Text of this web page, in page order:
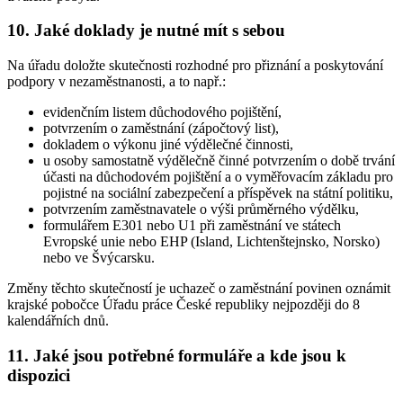
10. Jaké doklady je nutné mít s sebou
Na úřadu doložte skutečnosti rozhodné pro přiznání a poskytování
podpory v nezaměstnanosti, a to např.:
evidenčním listem důchodového pojištění,
potvrzením o zaměstnání (zápočtový list),
dokladem o výkonu jiné výdělečné činnosti,
u osoby samostatně výdělečně činné potvrzením o době trvání
účasti na důchodovém pojištění a o vyměřovacím základu pro
pojistné na sociální zabezpečení a příspěvek na státní politiku,
potvrzením zaměstnavatele o výši průměrného výdělku,
formulářem E301 nebo U1 při zaměstnání ve státech
Evropské unie nebo EHP (Island, Lichtenštejnsko, Norsko)
nebo ve Švýcarsku.
Změny těchto skutečností je uchazeč o zaměstnání povinen oznámit
krajské pobočce Úřadu práce České republiky nejpozději do 8
kalendářních dnů.
11. Jaké jsou potřebné formuláře a kde jsou k
dispozici